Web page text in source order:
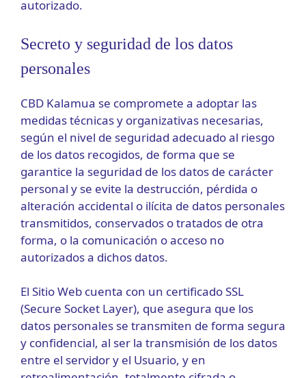
autorizado.
Secreto y seguridad de los datos
personales
CBD Kalamua se compromete a adoptar las
medidas técnicas y organizativas necesarias,
según el nivel de seguridad adecuado al riesgo
de los datos recogidos, de forma que se
garantice la seguridad de los datos de carácter
personal y se evite la destrucción, pérdida o
alteración accidental o ilícita de datos personales
transmitidos, conservados o tratados de otra
forma, o la comunicación o acceso no
autorizados a dichos datos.
El Sitio Web cuenta con un certificado SSL
(Secure Socket Layer), que asegura que los
datos personales se transmiten de forma segura
y confidencial, al ser la transmisión de los datos
entre el servidor y el Usuario, y en